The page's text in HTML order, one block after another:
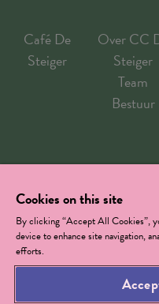
Café De
Steiger
Over CC
Steiger
Team
Bestuur
CC De Steiger - T 03
Cookies on this site
By clicking “Accept All Cookies”,
device to enhance site navigation,
efforts.